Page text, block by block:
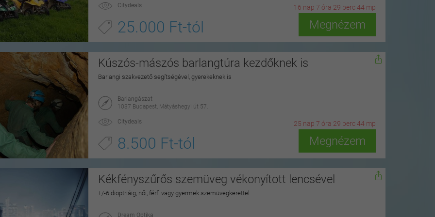
Citydeals 16 nap 7 óra 29 perc42 mp
25.000 Ft-tól Megnézem
Kúszós-mászós barlangtúra kezdőknek is
Barlangi szakvezető segítségével, gyerekeknek is
Barlangászat
1037 Budapest, Mátyáshegyi út 57.
Citydeals 25 nap 7 óra 29 perc42 mp
8.500 Ft-tól Megnézem
Kékfényszűrős szemüveg vékonyított lencsével
+/-6 dioptriáig, női, férfi vagy gyermek szemüvegkerettel
Dream Optika